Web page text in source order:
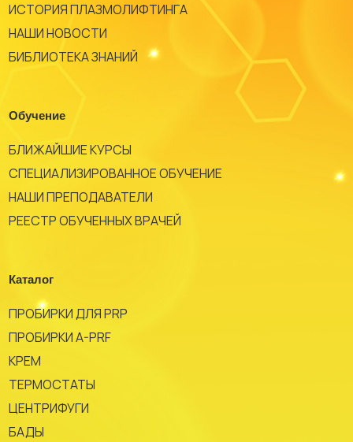
ИСТОРИЯ ПЛАЗМОЛИФТИНГА
НАШИ НОВОСТИ
БИБЛИОТЕКА ЗНАНИЙ
Обучение
БЛИЖАЙШИЕ КУРСЫ
СПЕЦИАЛИЗИРОВАННОЕ ОБУЧЕНИЕ
НАШИ ПРЕПОДАВАТЕЛИ
РЕЕСТР ОБУЧЕННЫХ ВРАЧЕЙ
Каталог
ПРОБИРКИ ДЛЯ PRP
ПРОБИРКИ A-PRF
КРЕМ
ТЕРМОСТАТЫ
ЦЕНТРИФУГИ
БАДЫ